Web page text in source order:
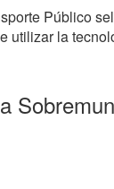
Público
utilizar la